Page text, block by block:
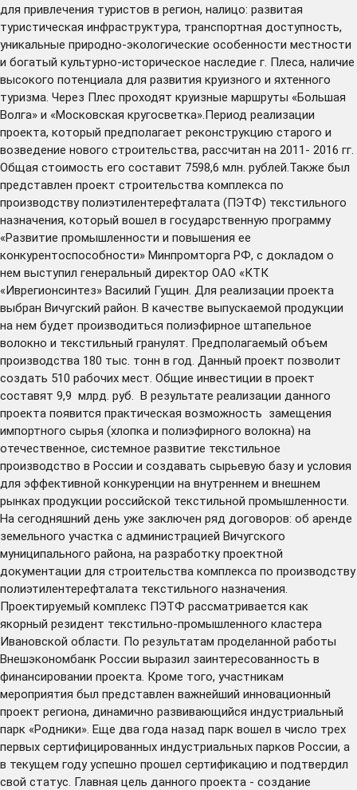
для привлечения туристов в регион, налицо: развитая
туристическая инфраструктура, транспортная доступность,
уникальные природно-экологические особенности местности
и богатый культурно-историческое наследие г. Плеса, наличие
высокого потенциала для развития круизного и яхтенного
туризма. Через Плес проходят круизные маршруты «Большая
Волга» и «Московская кругосветка».Период реализации
проекта, который предполагает реконструкцию старого и
возведение нового строительства, рассчитан на 2011- 2016 гг.
Общая стоимость его составит 7598,6 млн. рублей.Также был
представлен проект строительства комплекса по
производству полиэтилентерефталата (ПЭТФ) текстильного
назначения, который вошел в государственную программу
«Развитие промышленности и повышения ее
конкурентоспособности» Минпромторга РФ, с докладом о
нем выступил генеральный директор ОАО «КТК
«Иврегионсинтез» Василий Гущин. Для реализации проекта
выбран Вичугский район. В качестве выпускаемой продукции
на нем будет производиться полиэфирное штапельное
волокно и текстильный гранулят. Предполагаемый объем
производства 180 тыс. тонн в год. Данный проект позволит
создать 510 рабочих мест. Общие инвестиции в проект
составят 9,9 млрд. руб. В результате реализации данного
проекта появится практическая возможность замещения
импортного сырья (хлопка и полиэфирного волокна) на
отечественное, системное развитие текстильное
производство в России и создавать сырьевую базу и условия
для эффективной конкуренции на внутреннем и внешнем
рынках продукции российской текстильной промышленности.
На сегодняшний день уже заключен ряд договоров: об аренде
земельного участка с администрацией Вичугского
муниципального района, на разработку проектной
документации для строительства комплекса по производству
полиэтилентерефталата текстильного назначения.
Проектируемый комплекс ПЭТФ рассматривается как
якорный резидент текстильно-промышленного кластера
Ивановской области. По результатам проделанной работы
Внешэкономбанк России выразил заинтересованность в
финансировании проекта. Кроме того, участникам
мероприятия был представлен важнейший инновационный
проект региона, динамично развивающийся индустриальный
парк «Родники». Еще два года назад парк вошел в число трех
первых сертифицированных индустриальных парков России, а
в текущем году успешно прошел сертификацию и подтвердил
свой статус. Главная цель данного проекта - создание